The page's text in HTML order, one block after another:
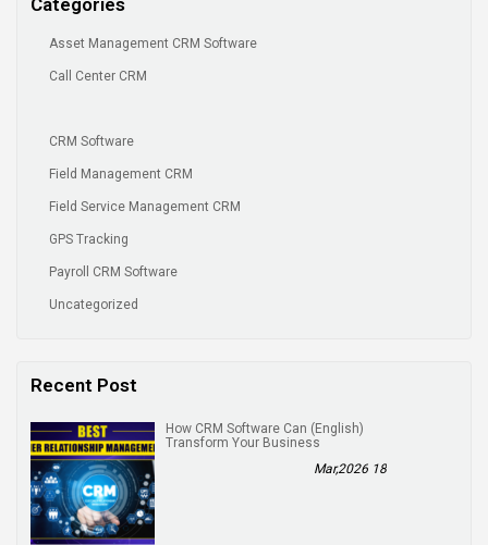
Asset Management CRM Software
Call Center CRM
CRM Software
Field Management CRM
Field Service Management CRM
GPS Tracking
Payroll CRM Software
Uncategorized
Recent Post
(English) How CRM Software Can
Transform Your Business
18 Mar,2026